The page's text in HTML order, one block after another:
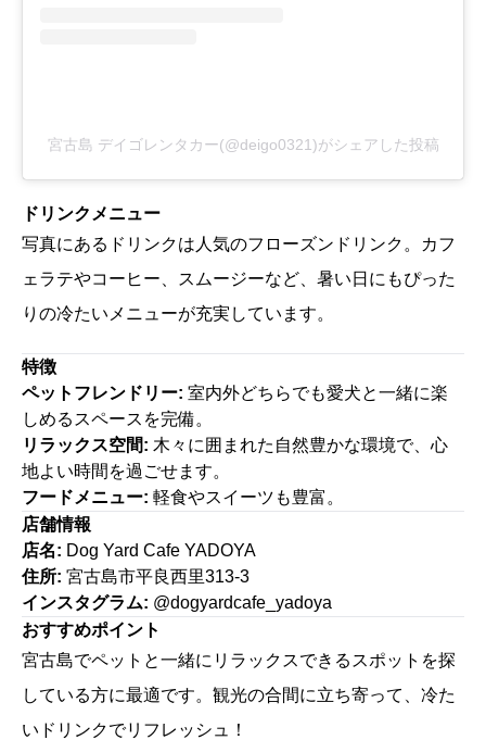
宮古島 デイゴレンタカー(@deigo0321)がシェアした投稿
ドリンクメニュー
写真にあるドリンクは人気のフローズンドリンク。カフ
ェラテやコーヒー、スムージーなど、暑い日にもぴった
りの冷たいメニューが充実しています。
特徴
ペットフレンドリー: 室内外どちらでも愛犬と一緒に楽
しめるスペースを完備。
リラックス空間: 木々に囲まれた自然豊かな環境で、心
地よい時間を過ごせます。
フードメニュー: 軽食やスイーツも豊富。
店舗情報
店名: Dog Yard Cafe YADOYA
住所: 宮古島市平良西里313-3
インスタグラム: @dogyardcafe_yadoya
おすすめポイント
宮古島でペットと一緒にリラックスできるスポットを探
している方に最適です。観光の合間に立ち寄って、冷た
いドリンクでリフレッシュ！